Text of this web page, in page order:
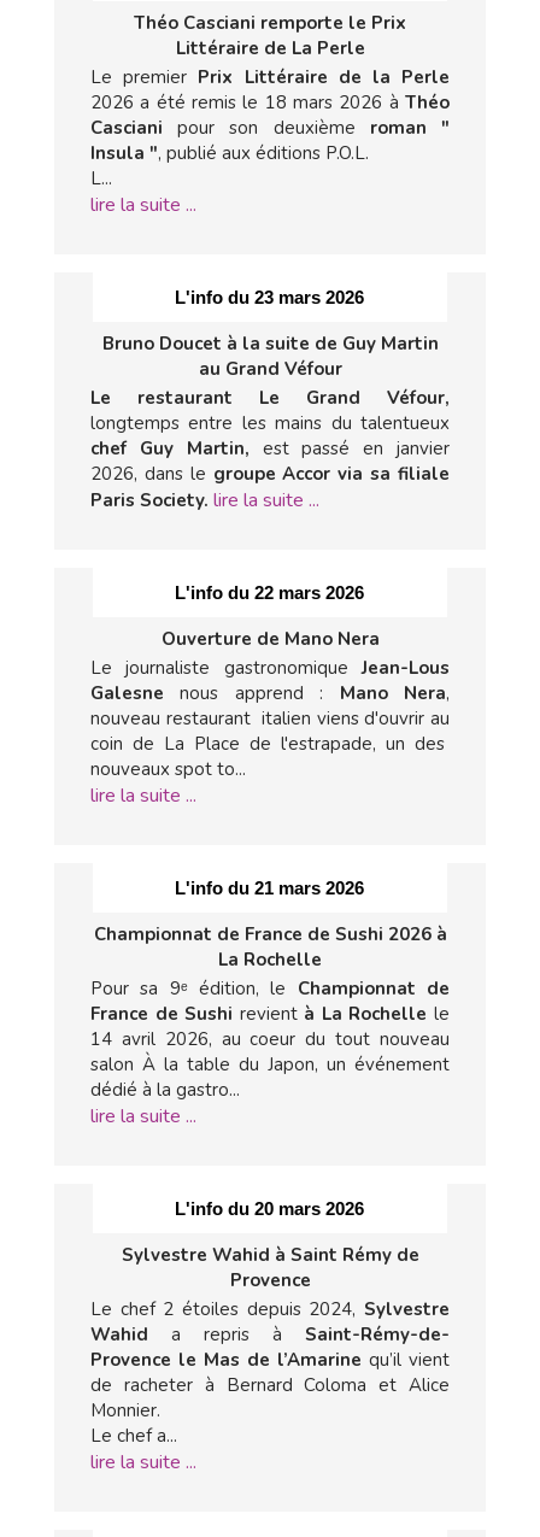
Théo Casciani remporte le Prix
Littéraire de La Perle
Le premier Prix Littéraire de la Perle
2026 a été remis le 18 mars 2026 à Théo
Casciani pour son deuxième roman "
Insula ", publié aux éditions P.O.L.
L...
lire la suite ...
L'info du 23 mars 2026
Bruno Doucet à la suite de Guy Martin
au Grand Véfour
Le restaurant Le Grand Véfour,
longtemps entre les mains du talentueux
chef Guy Martin, est passé en janvier
2026, dans le groupe Accor via sa filiale
Paris Society. lire la suite ...
L'info du 22 mars 2026
Ouverture de Mano Nera
Le journaliste gastronomiqueJean-Lous
Galesne nous apprend : Mano Nera,
nouveau restaurant italien viens d'ouvrir au
coin de La Place de l'estrapade, un des
nouveaux spot to...
lire la suite ...
L'info du 21 mars 2026
Championnat de France de Sushi 2026 à
La Rochelle
Pour sa 9ᵉ édition, le Championnat de
France de Sushi revient à La Rochelle le
14 avril 2026, au coeur du tout nouveau
salon À la table du Japon, un événement
dédié à la gastro...
lire la suite ...
L'info du 20 mars 2026
Sylvestre Wahid à Saint Rémy de
Provence
Le chef 2 étoiles depuis 2024, Sylvestre
Wahid a repris à Saint-Rémy-de-
Provence le Mas de l’Amarine qu’il vient
de racheter à Bernard Coloma et Alice
Monnier.
Le chef a...
lire la suite ...